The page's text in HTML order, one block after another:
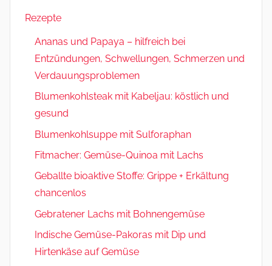
Rezepte
Ananas und Papaya – hilfreich bei
Entzündungen, Schwellungen, Schmerzen und
Verdauungsproblemen
Blumenkohlsteak mit Kabeljau: köstlich und
gesund
Blumenkohlsuppe mit Sulforaphan
Fitmacher: Gemüse-Quinoa mit Lachs
Geballte bioaktive Stoffe: Grippe + Erkältung
chancenlos
Gebratener Lachs mit Bohnengemüse
Indische Gemüse-Pakoras mit Dip und
Hirtenkäse auf Gemüse